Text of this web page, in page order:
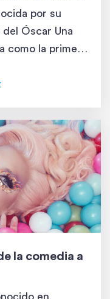
por su
del Óscar Una
como la primera
en ser
de los Premios
la comedia a
en